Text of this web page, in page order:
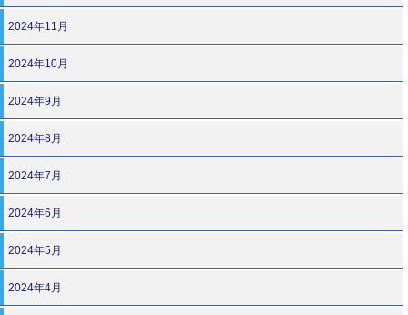
2024年11月
2024年10月
2024年9月
2024年8月
2024年7月
2024年6月
2024年5月
2024年4月